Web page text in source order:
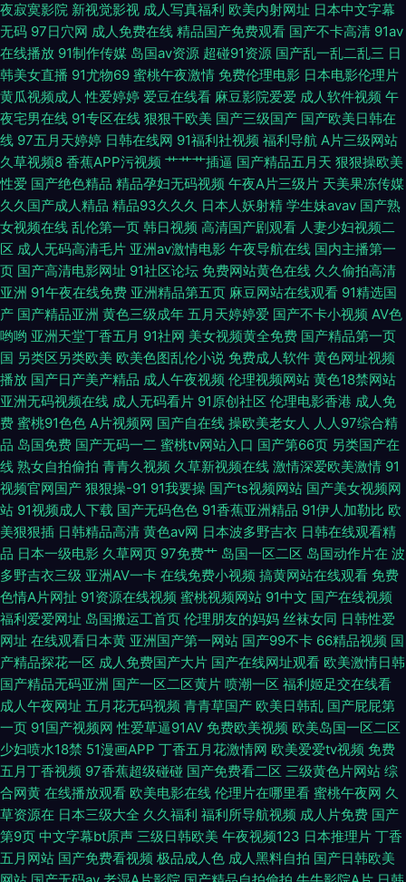
韩a卡一 亚洲欧美天堂在线 91在线丝袜 丁香五月影院 欧美第86页 午夜影院
强奸 91在线图片视频 成人午夜三级视频 久久人人香蕉热 日韩色图资源 亚洲
肉肉网 97婷婷五月天 国产白浆高潮流水 欧美变态另类在线 午夜淫荡影院 av
方导航福利 韩国成人社区 欧美变态区 三级视频东京热 51免费在线视频 俺去
也影院 国产精品在线网址 日本电影一级黄 综合色伊人探花 超碰香蕉网 黑人
黄色aA片 人妻91 午夜秀场 91丝袜在线视频 丁香五月花福利 日韩AV操逼 91
系列在线 国产做受麻豆水多 男人午夜剧场AB 丝袜足交在线视频 91在钱视频
丰满av 久久精品日韩久久 色色一本岛色 自慰白浆福利网站 东京热久久AV
夜寂寞影院 新视觉影视 成人写真福利 欧美内射网址 日本中文字幕
无码 97日穴网 成人免费在线 精品国产免费观看 国产不卡高清 91av
在线播放 91制作传媒 岛国av资源 超碰91资源 国产乱一乱二乱三 日
韩美女直播 91尤物69 蜜桃午夜激情 免费伦理电影 日本电影伦理片
黄瓜视频成人 性爱婷婷 爱豆在线看 麻豆影院爱爱 成人软件视频 午
夜宅男在线 91专区在线 狠狠干欧美 国产三级国产 国产欧美日韩在
线 97五月天婷婷 日韩在线网 91福利社视频 福利导航 A片三级网站
久草视频8 香蕉APP污视频 艹艹艹插逼 国产精品五月天 狠狠操欧美
性爱 国产绝色精品 精品孕妇无码视频 午夜A片三级片 天美果冻传媒
久久国产成人精品 精品93久久久 日本人妖射精 学生妹avav 国产熟
女视频在线 乱伦第一页 韩日视频 高清国产剧观看 人妻少妇视频二
区 成人无码高清毛片 亚洲av激情电影 午夜导航在线 国内主播第一
页 国产高清电影网址 91社区论坛 免费网站黄色在线 久久偷拍高清
亚洲 91午夜在线免费 亚洲精品第五页 麻豆网站在线观看 91精选国
产 国产精品亚洲 黄色三级成年 五月天婷婷爱 国产不卡小视频 AV色
哟哟 亚洲天堂丁香五月 91社网 美女视频黄全免费 国产精品第一页
国 另类区另类欧美 欧美色图乱伦小说 免费成人软件 黄色网址视频
播放 国产日产美产精品 成人午夜视频 伦理视频网站 黄色18禁网站
亚洲无码视频在线 成人无码看片 91原创社区 伦理电影香港 成人免
费 蜜桃91色色 A片视频网 国产自在线 操欧美老女人 人人97综合精
品 岛国免费 国产无码一二 蜜桃tv网站入口 国产第66页 另类国产在
线 熟女自拍偷拍 青青久视频 久草新视频在线 激情深爱欧美激情 91
视频官网国产 狠狠操-91 91我要操 国产ts视频网站 国产美女视频网
站 91视频成人下载 国产无码色色 91香蕉亚洲精品 91伊人加勒比 欧
美狠狠插 日韩精品高清 黄色av网 日本波多野吉衣 日韩在线观看精
品 日本一级电影 久草网页 97免费艹 岛国一区二区 岛国动作片在 波
多野吉衣三级 亚洲AV一卡 在线免费小视频 搞黄网站在线观看 免费
色情A片网扯 91资源在线视频 蜜桃视频网站 91中文 国产在线视频
福利爱爱网址 岛国搬运工首页 伦理朋友的妈妈 丝袜女同 日韩性爱
网址 在线观看日本黄 亚洲国产第一网站 国产99不卡 66精品视频 国
产精品探花一区 成人免费国产大片 国产在线网址观看 欧美激情日韩
国产精品无码亚洲 国产一区二区黄片 喷潮一区 福利姬足交在线看
成人午夜网址 五月花无码视频 青青草国产 欧美日韩乱 国产屁屁第
一页 91国产视频网 性爱草逼91AV 免费欧美视频 欧美岛国一区二区
少妇喷水18禁 51漫画APP 丁香五月花激情网 欧美爱爱tv视频 免费
五月丁香视频 97香蕉超级碰碰 国产免费看二区 三级黄色片网站 综
合网黄 在线播放观看 欧美电影在线 伦理片在哪里看 蜜桃午夜网 久
草资源在 日本三级大全 久久福利 福利所导航视频 成人片免费 国产
第9页 中文字幕bt原声 三级日韩欧美 午夜视频123 日本推理片 丁香
五月网站 国产免费看视频 极品成人色 成人黑料自拍 国产日韩欧美